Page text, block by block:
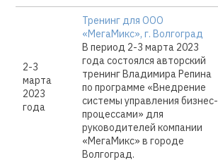
2-3
марта
2023
года
Тренинг для ООО
«МегаМикс», г. Волгоград
В период 2-3 марта 2023
года состоялся авторский
тренинг Владимира Репина
по программе «Внедрение
системы управления бизнес-
процессами» для
руководителей компании
«МегаМикс» в городе
Волгоград.